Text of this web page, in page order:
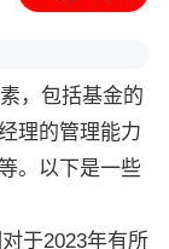
，包括基金的
理的管理能力
。以下是一些
于2023年有所